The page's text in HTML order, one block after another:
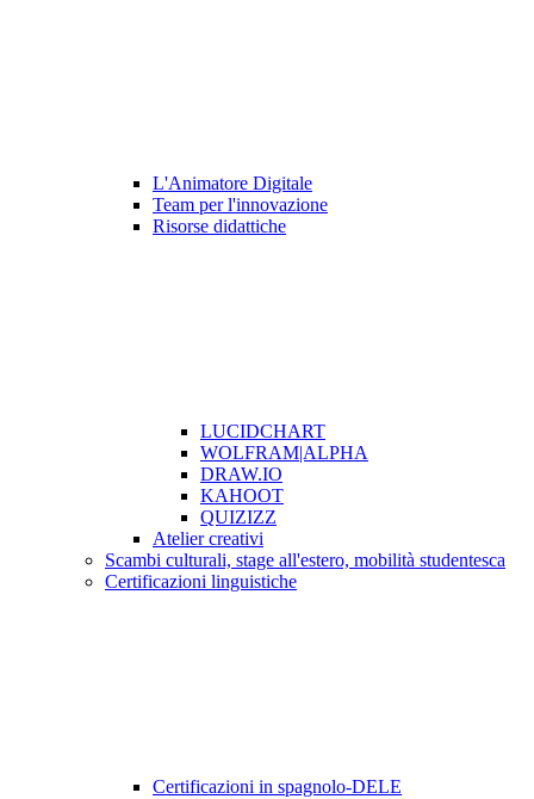
L'Animatore Digitale
Team per l'innovazione
Risorse didattiche
LUCIDCHART
WOLFRAM|ALPHA
DRAW.IO
KAHOOT
QUIZIZZ
Atelier creativi
Scambi culturali, stage all'estero, mobilità studentesca
Certificazioni linguistiche
Certificazioni in spagnolo-DELE